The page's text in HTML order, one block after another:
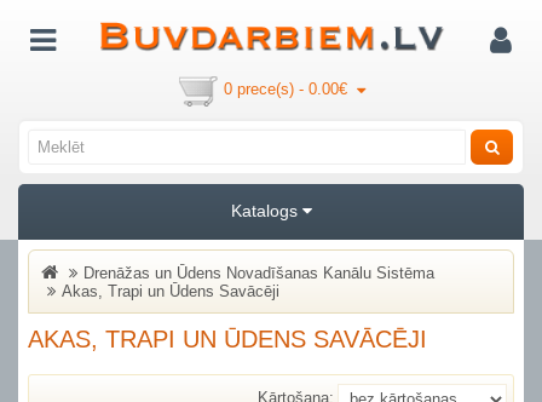
0 prece(s) - 0.00€
Katalogs
Drenāžas un Ūdens Novadīšanas Kanālu Sistēma
Akas, Trapi un Ūdens Savācēji
AKAS, TRAPI UN ŪDENS SAVĀCĒJI
Kārtošana: